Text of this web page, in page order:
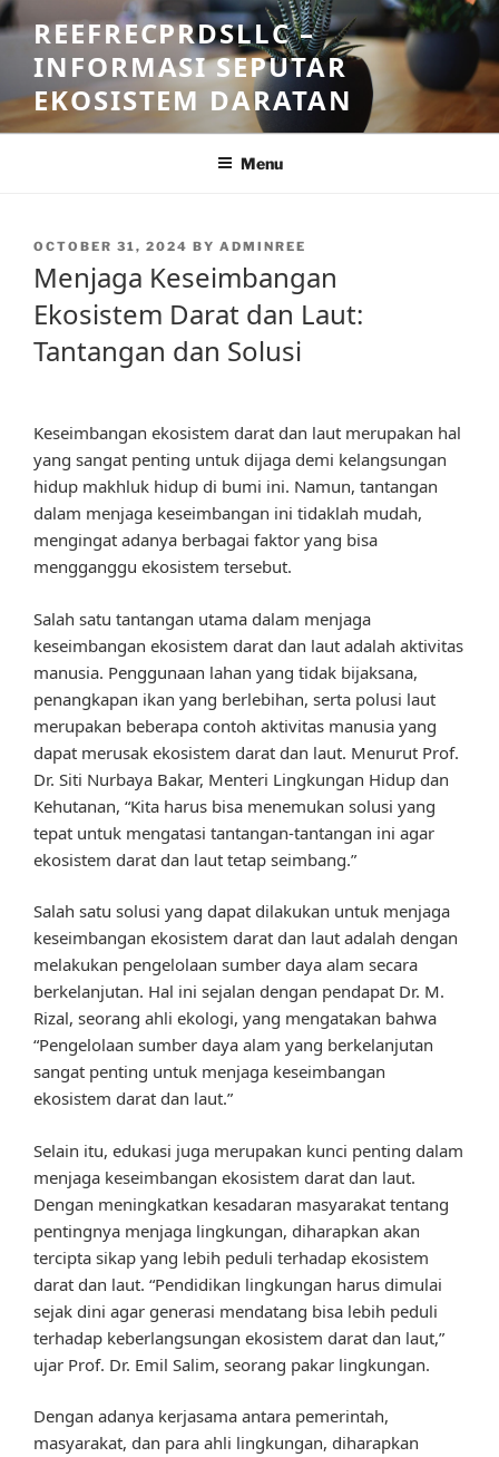
Skip
to
content
REEFRECPRDSLLC –
INFORMASI SEPUTAR
EKOSISTEM DARATAN
Menu
POSTED
OCTOBER 31, 2024 BY ADMINREE
Menjaga Keseimbangan
Ekosistem Darat dan Laut:
Tantangan dan Solusi
Keseimbangan ekosistem darat dan laut merupakan hal
yang sangat penting untuk dijaga demi kelangsungan
hidup makhluk hidup di bumi ini. Namun, tantangan
dalam menjaga keseimbangan ini tidaklah mudah,
mengingat adanya berbagai faktor yang bisa
mengganggu ekosistem tersebut.
Salah satu tantangan utama dalam menjaga
keseimbangan ekosistem darat dan laut adalah aktivitas
manusia. Penggunaan lahan yang tidak bijaksana,
penangkapan ikan yang berlebihan, serta polusi laut
merupakan beberapa contoh aktivitas manusia yang
dapat merusak ekosistem darat dan laut. Menurut Prof.
Dr. Siti Nurbaya Bakar, Menteri Lingkungan Hidup dan
Kehutanan, “Kita harus bisa menemukan solusi yang
tepat untuk mengatasi tantangan-tantangan ini agar
ekosistem darat dan laut tetap seimbang.”
Salah satu solusi yang dapat dilakukan untuk menjaga
keseimbangan ekosistem darat dan laut adalah dengan
melakukan pengelolaan sumber daya alam secara
berkelanjutan. Hal ini sejalan dengan pendapat Dr. M.
Rizal, seorang ahli ekologi, yang mengatakan bahwa
“Pengelolaan sumber daya alam yang berkelanjutan
sangat penting untuk menjaga keseimbangan
ekosistem darat dan laut.”
Selain itu, edukasi juga merupakan kunci penting dalam
menjaga keseimbangan ekosistem darat dan laut.
Dengan meningkatkan kesadaran masyarakat tentang
pentingnya menjaga lingkungan, diharapkan akan
tercipta sikap yang lebih peduli terhadap ekosistem
darat dan laut. “Pendidikan lingkungan harus dimulai
sejak dini agar generasi mendatang bisa lebih peduli
terhadap keberlangsungan ekosistem darat dan laut,”
ujar Prof. Dr. Emil Salim, seorang pakar lingkungan.
Dengan adanya kerjasama antara pemerintah,
masyarakat, dan para ahli lingkungan, diharapkan